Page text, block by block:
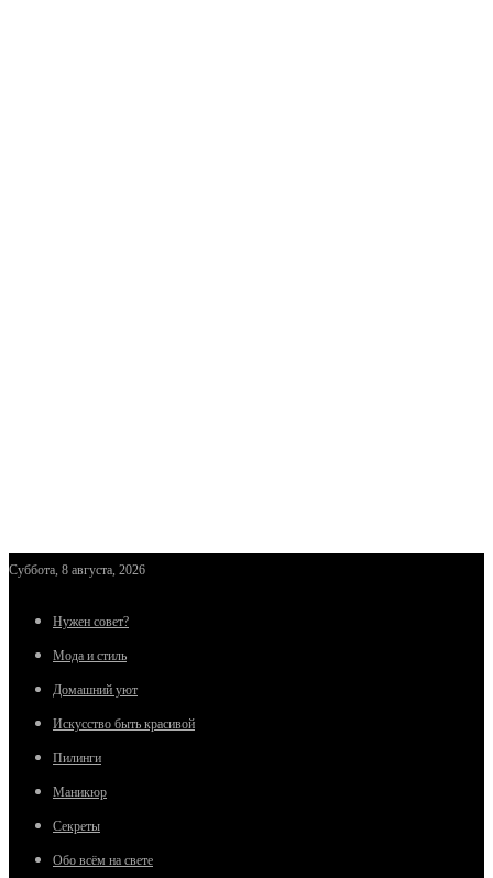
Суббота, 8 августа, 2026
Нужен совет?
Мода и стиль
Домашний уют
Искусство быть красивой
Пилинги
Маникюр
Секреты
Обо всём на свете